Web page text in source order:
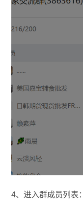
4、进入群成员列表：